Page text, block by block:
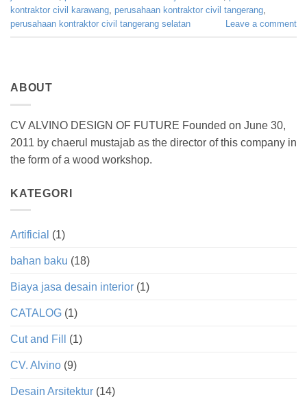
kontraktor civil karawang, perusahaan kontraktor civil tangerang,
perusahaan kontraktor civil tangerang selatan
Leave a comment
ABOUT
CV ALVINO DESIGN OF FUTURE Founded on June 30,
2011 by chaerul mustajab as the director of this company in
the form of a wood workshop.
KATEGORI
Artificial (1)
bahan baku (18)
Biaya jasa desain interior (1)
CATALOG (1)
Cut and Fill (1)
CV. Alvino (9)
Desain Arsitektur (14)